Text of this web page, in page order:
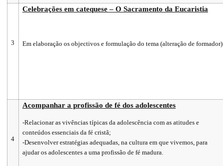
3
Celebrações em catequese – O Sacramento da Eucaristia
Em elaboração os objectivos e formulação do tema (alteração de formador)
4
Acompanhar a profissão de fé dos adolescentes
-Relacionar as vivências típicas da adolescência com as atitudes e
conteúdos essenciais da fé cristã;
-Desenvolver estratégias adequadas, na cultura em que vivemos, para
ajudar os adolescentes a uma profissão de fé madura.